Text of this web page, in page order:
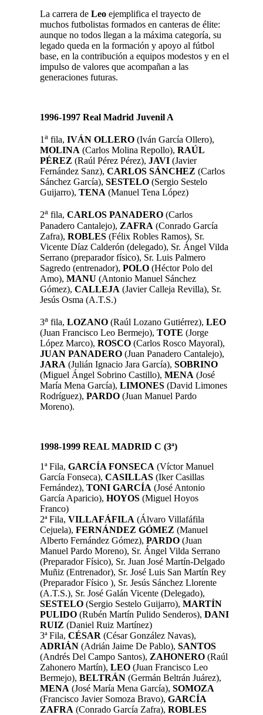
La carrera de Leo ejemplifica el trayecto de
muchos futbolistas formados en canteras de élite:
aunque no todos llegan a la máxima categoría, su
legado queda en la formación y apoyo al fútbol
base, en la contribución a equipos modestos y en el
impulso de valores que acompañan a las
generaciones futuras.
1996-1997 Real Madrid Juvenil A
1 a fila, IVÁN OLLERO (Iván García Ollero),
MOLINA (Carlos Molina Repollo), RAÚL
PÉREZ (Raúl Pérez Pérez), JAVI (Javier
Fernández Sanz), CARLOS SÁNCHEZ (Carlos
Sánchez García), SESTELO (Sergio Sestelo
Guijarro), TENA (Manuel Tena López)
2a fila, CARLOS PANADERO (Carlos
Panadero Cantalejo), ZAFRA (Conrado García
Zafra), ROBLES (Félix Robles Ramos), Sr.
Vicente Díaz Calderón (delegado), Sr. Ángel Vilda
Serrano (preparador físico), Sr. Luis Palmero
Sagredo (entrenador), POLO (Héctor Polo del
Amo), MANU (Antonio Manuel Sánchez
Gómez), CALLEJA (Javier Calleja Revilla), Sr.
Jesús Osma (A.T.S.)
3a fila, LOZANO (Raúl Lozano Gutiérrez), LEO
(Juan Francisco Leo Bermejo), TOTE (Jorge
López Marco), ROSCO (Carlos Rosco Mayoral),
JUAN PANADERO (Juan Panadero Cantalejo),
JARA (Julián Ignacio Jara García), SOBRINO
(Miguel Ángel Sobrino Castillo), MENA (José
María Mena García), LIMONES (David Limones
Rodríguez), PARDO (Juan Manuel Pardo
Moreno).
1998-1999 REAL MADRID C (3ª)
1ª Fila, GARCÍA FONSECA (Víctor Manuel
García Fonseca), CASILLAS (Iker Casillas
Fernández), TONI GARCÍA (José Antonio
García Aparicio), HOYOS (Miguel Hoyos
Franco)
2ª Fila, VILLAFÁFILA (Álvaro Villafáfila
Cejuela), FERNÁNDEZ GÓMEZ (Manuel
Alberto Fernández Gómez), PARDO (Juan
Manuel Pardo Moreno), Sr. Ángel Vilda Serrano
(Preparador Físico), Sr. Juan José Martín-Delgado
Muñiz (Entrenador), Sr. José Luis San Martín Rey
(Preparador Físico ), Sr. Jesús Sánchez Llorente
(A.T.S.), Sr. José Galán Vicente (Delegado),
SESTELO (Sergio Sestelo Guijarro), MARTÍN
PULIDO (Rubén Martín Pulido Senderos), DANI
RUIZ (Daniel Ruiz Martínez)
3ª Fila, CÉSAR (César González Navas),
ADRIÁN (Adrián Jaime De Pablo), SANTOS
(Andrés Del Campo Santos), ZAHONERO (Raúl
Zahonero Martín), LEO (Juan Francisco Leo
Bermejo), BELTRÁN (Germán Beltrán Juárez),
MENA (José María Mena García), SOMOZA
(Francisco Javier Somoza Bravo), GARCÍA
ZAFRA (Conrado García Zafra), ROBLES